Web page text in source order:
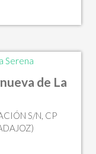
de La
S/N, CP